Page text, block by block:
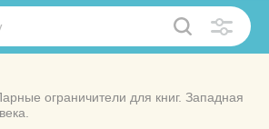
ограничители для книг. Западная